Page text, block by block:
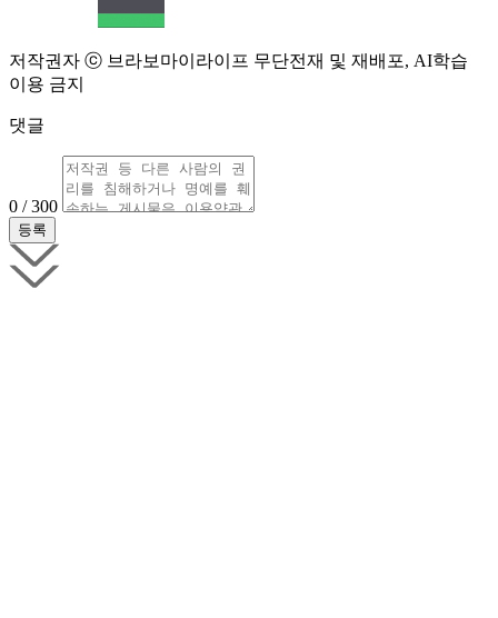
저작권자 ⓒ 브라보마이라이프 무단전재 및 재배포, AI학습
이용 금지
댓글
0 / 300